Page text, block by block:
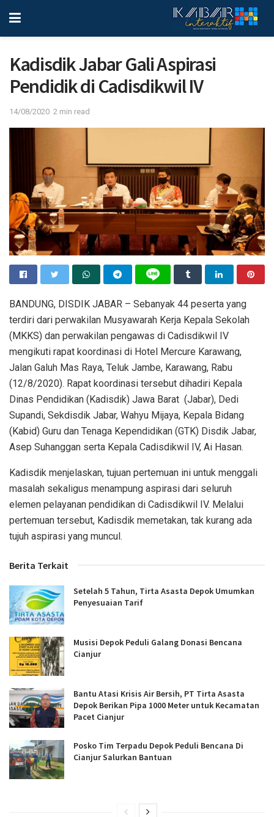
Kadisdik Jabar Gali Aspirasi
Pendidik di Cadisdikwil IV
14/08/2020 2 min read
BANDUNG, DISDIK JABAR – Sebanyak 44 peserta yang
terdiri dari perwakilan Musyawarah Kerja Kepala Sekolah
(MKKS) dan perwakilan pengawas di Cadisdikwil IV
mengikuti rapat koordinasi di Hotel Mercure Karawang,
Jalan Galuh Mas Raya, Teluk Jambe, Karawang, Rabu
(12/8/2020). Rapat koordinasi tersebut dihadiri Kepala
Dinas Pendidikan (Kadisdik) Jawa Barat (Jabar), Dedi
Supandi, Sekdisdik Jabar, Wahyu Mijaya, Kepala Bidang
(Kabid) Guru dan Tenaga Kependidikan (GTK) Disdik Jabar,
Asep Suhanggan serta Kepala Cadisdikwil IV, Ai Hasan.
Kadisdik menjelaskan, tujuan pertemuan ini untuk menggali
masalah sekaligus menampung aspirasi dari seluruh
elemen pelayanan pendidikan di Cadisdikwil IV. Melalui
pertemuan tersebut, Kadisdik memetakan, tak kurang ada
tujuh aspirasi yang muncul.
Berita Terkait
Setelah 5 Tahun, Tirta Asasta Depok Umumkan
Penyesuaian Tarif
Musisi Depok Peduli Galang Donasi Bencana
Cianjur
Bantu Atasi Krisis Air Bersih, PT Tirta Asasta
Depok Berikan Pipa 1000 Meter untuk Kecamatan
Pacet Cianjur
Posko Tim Terpadu Depok Peduli Bencana Di
Cianjur Salurkan Bantuan